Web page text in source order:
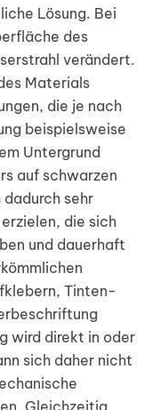
Lösung. Bei
des
verändert.
Materials
die je nach
beispielsweise
Untergrund
auf schwarzen
sehr
die sich
und dauerhaft
Tinten-
wird direkt in oder
sich daher nicht
Gleichzeitig